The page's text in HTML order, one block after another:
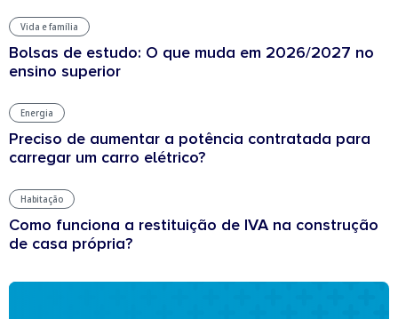
Vida e família
Bolsas de estudo: O que muda em 2026/2027 no
ensino superior
Energia
Preciso de aumentar a potência contratada para
carregar um carro elétrico?
Habitação
Como funciona a restituição de IVA na construção
de casa própria?